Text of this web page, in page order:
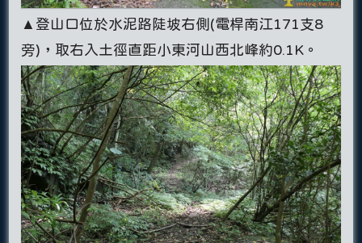
▲登山口位於水泥路陡坡右側(電桿南江171支8
旁)，取右入土徑直距小東河山西北峰約0.1K。